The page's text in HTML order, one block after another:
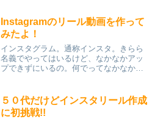
うお声も多かったので、作り方？やり
方？を動画にしてみました。...
Instagramのリール動画を作って
みたよ！
インスタグラム。通称インスタ。きらら
名義でやってはいるけど、なかなかアッ
プできずにいるの。何でってなかなか
ない。ご飯ばっかりやし、どうやって使
えばいいのかそもそもわから...
５０代だけどインスタリール作成
に初挑戦!!